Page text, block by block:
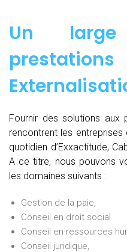
Un
Fournir des solutions aux
rencontrent les entreprises
quotidien d’Exxactitude,
A ce titre, nous pouvons
les domaines suivants :
Gestion de la paie,
Conseil en droit social
Conseil en ressources
Conseil juridique,